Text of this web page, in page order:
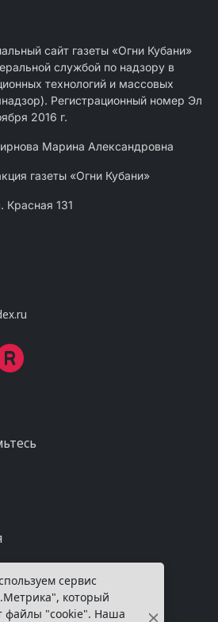
сайт газеты «Огни Кубани»
службой по надзору в
технологий и массовых
Регистрационный номер Эл
2016 г.
Марина Александровна
газеты «Огни Кубани»
Красная 131
сервис
который
файлы "cookie". Наша